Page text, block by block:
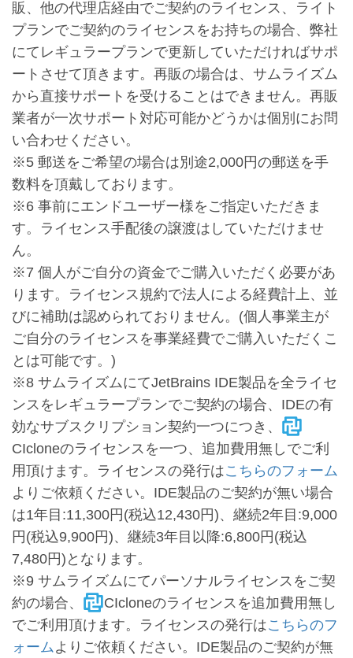
販、他の代理店経由でご契約のライセンス、ライト
プランでご契約のライセンスをお持ちの場合、弊社
にてレギュラープランで更新していただければサポ
ートさせて頂きます。再販の場合は、サムライズム
から直接サポートを受けることはできません。再販
業者が一次サポート対応可能かどうかは個別にお問
い合わせください。
※5 郵送をご希望の場合は別途2,000円の郵送を手
数料を頂戴しております。
※6 事前にエンドユーザー様をご指定いただきま
す。ライセンス手配後の譲渡はしていただけませ
ん。
※7 個人がご自分の資金でご購入いただく必要があ
ります。ライセンス規約で法人による経費計上、並
びに補助は認められておりません。(個人事業主が
ご自分のライセンスを事業経費でご購入いただくこ
とは可能です。)
※8 サムライズムにてJetBrains IDE製品を全ライセ
ンスをレギュラープランでご契約の場合、IDEの有
効なサブスクリプション契約一つにつき、
CIcloneのライセンスを一つ、追加費用無しでご利
用頂けます。ライセンスの発行はこちらのフォーム
よりご依頼ください。IDE製品のご契約が無い場合
は1年目:11,300円(税込12,430円)、継続2年目:9,000
円(税込9,900円)、継続3年目以降:6,800円(税込
7,480円)となります。
※9 サムライズムにてパーソナルライセンスをご契
約の場合、
CIcloneのライセンスを追加費用無し
でご利用頂けます。ライセンスの発行はこちらのフ
ォームよりご依頼ください。IDE製品のご契約が無